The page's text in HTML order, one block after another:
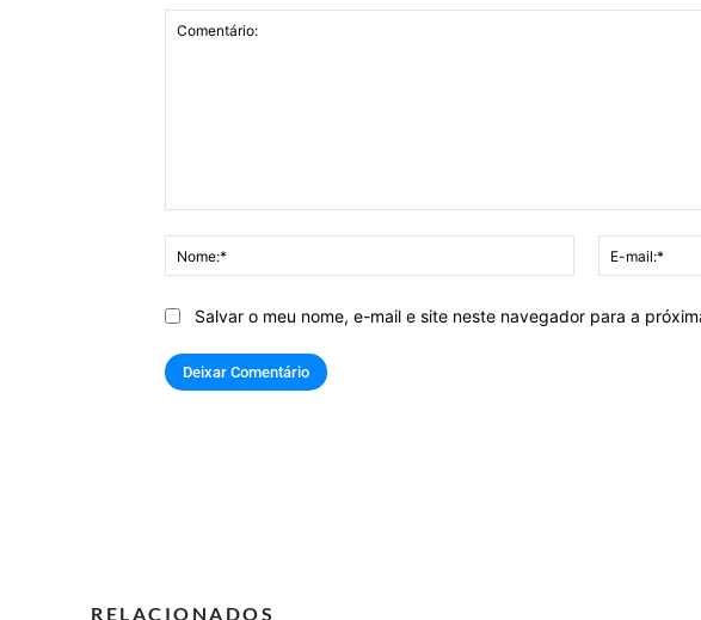
Nome:*
Salvar o meu nome, e-mail e site neste navegador para a
RELACIONADOS